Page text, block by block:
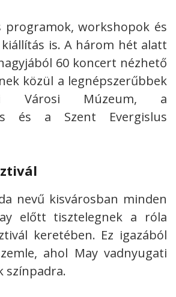
programok, workshopok és
is. A három hét alatt
60 koncert nézhető
közül a legnépszerűbbek
Városi Múzeum, a
és a Szent Evergislus
nevű kisvárosban minden
előtt tisztelegnek a róla
keretében. Ez igazából
ahol May vadnyugati
színpadra.